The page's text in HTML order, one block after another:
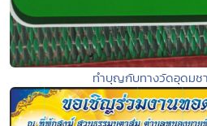
ทำบุญกับทางวัดอุดมช